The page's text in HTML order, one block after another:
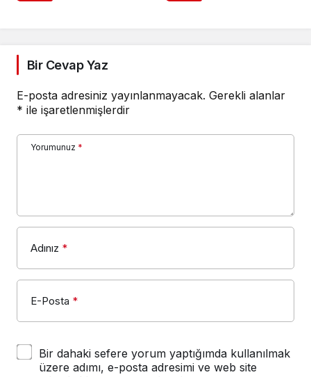
Bir Cevap Yaz
E-posta adresiniz yayınlanmayacak. Gerekli alanlar
* ile işaretlenmişlerdir
Yorumunuz *
Adınız *
E-Posta *
Bir dahaki sefere yorum yaptığımda kullanılmak
üzere adımı, e-posta adresimi ve web site